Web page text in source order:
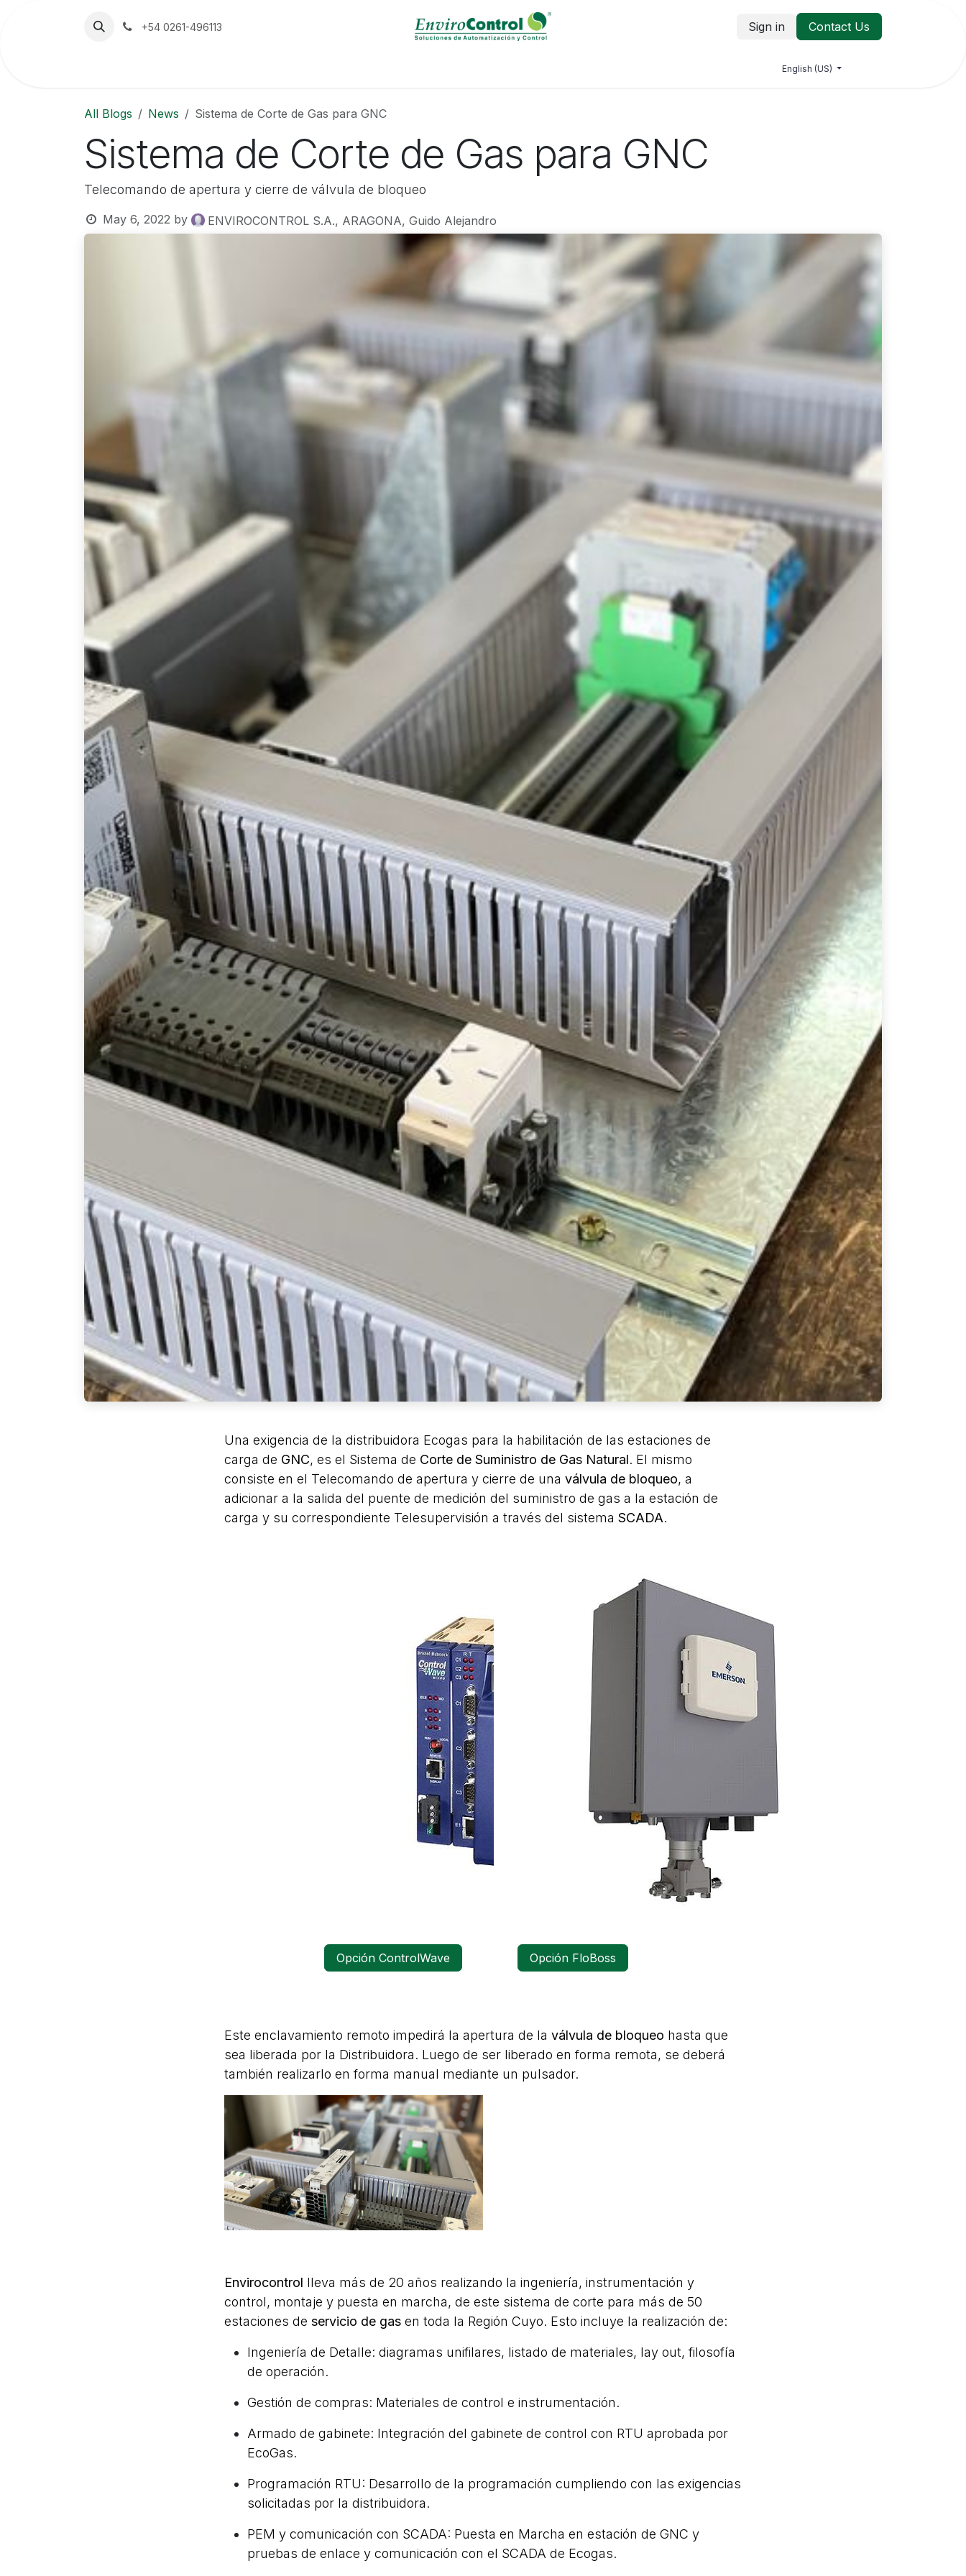
+54 0261-496113 Sign in Contact Us
English (US)
All Blogs News Sistema de Corte de Gas para GNC
Sistema de Corte de Gas para GNC
Telecomando de apertura y cierre de válvula de bloqueo
May 6, 2022 by ENVIROCONTROL S.A., ARAGONA, Guido Alejandro
Una exigencia de la distribuidora Ecogas para la habilitación de las estaciones de
carga de GNC, es el Sistema de Corte de Suministro de Gas Natural. El mismo
consiste en el Telecomando de apertura y cierre de una válvula de bloqueo, a
adicionar a la salida del puente de medición del suministro de gas a la estación de
carga y su correspondiente Telesupervisión a través del sistema SCADA.
Opción ControlWave Opción FloBoss
Este enclavamiento remoto impedirá la apertura de la válvula de bloqueo hasta que
sea liberada por la Distribuidora. Luego de ser liberado en forma remota, se deberá
también realizarlo en forma manual mediante un pulsador.
Envirocontrol lleva más de 20 años realizando la ingeniería, instrumentación y
control, montaje y puesta en marcha, de este sistema de corte para más de 50
estaciones de servicio de gas en toda la Región Cuyo. Esto incluye la realización de:
Ingeniería de Detalle: diagramas unifilares, listado de materiales, lay out, filosofía
de operación.
Gestión de compras: Materiales de control e instrumentación.
Armado de gabinete: Integración del gabinete de control con RTU aprobada por
EcoGas.
Programación RTU: Desarrollo de la programación cumpliendo con las exigencias
solicitadas por la distribuidora.
PEM y comunicación con SCADA: Puesta en Marcha en estación de GNC y
pruebas de enlace y comunicación con el SCADA de Ecogas.